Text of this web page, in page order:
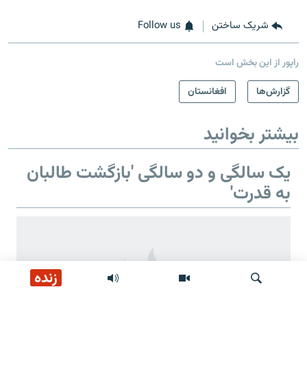
زنده
شریک ساختن Follow us
راپور از این بخش است
گزارش‌ها
افغانستان
بیشتر بخوانید
یک سالگی و دو سالگی 'بازگشت طالبان
به قدرت'